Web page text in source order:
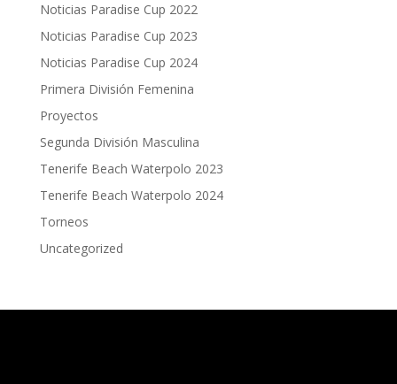
Noticias Paradise Cup 2022
Noticias Paradise Cup 2023
Noticias Paradise Cup 2024
Primera División Femenina
Proyectos
Segunda División Masculina
Tenerife Beach Waterpolo 2023
Tenerife Beach Waterpolo 2024
Torneos
Uncategorized